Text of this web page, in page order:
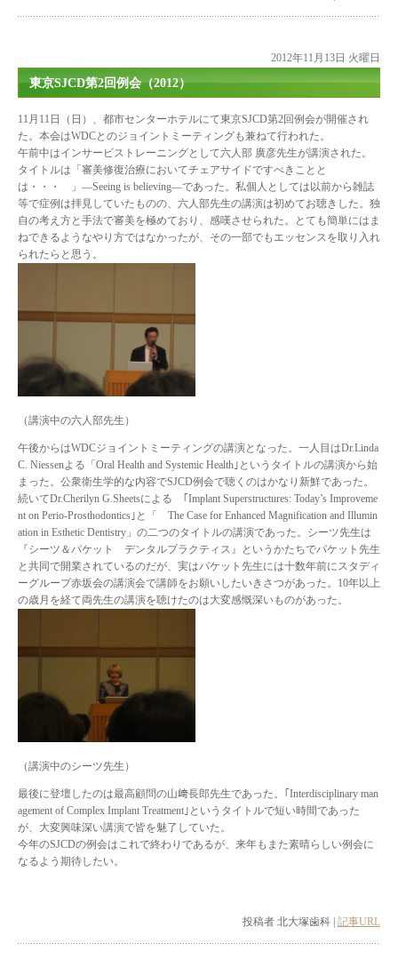
2012年11月13日 火曜日
東京SJCD第2回例会（2012）
11月11日（日）、都市センターホテルにて東京SJCD第2回例会が開催され
た。本会はWDCとのジョイントミーティングも兼ねて行われた。
午前中はインサービストレーニングとして六人部 廣彦先生が講演された。
タイトルは「審美修復治療においてチェアサイドですべきことと
は・・・ 」―Seeing is believing―であった。私個人としては以前から雑誌
等で症例は拝見していたものの、六人部先生の講演は初めてお聴きした。独
自の考え方と手法で審美を極めており、感嘆させられた。とても簡単にはま
ねできるようなやり方ではなかったが、その一部でもエッセンスを取り入れ
られたらと思う。
（講演中の六人部先生）
午後からはWDCジョイントミーティングの講演となった。一人目はDr.Linda
C. Niessenよる「Oral Health and Systemic Health｣というタイトルの講演から始
まった。公衆衛生学的な内容でSJCD例会で聴くのはかなり新鮮であった。
続いてDr.Cherilyn G.Sheetsによる ｢Implant Superstructures: Today’s Improveme
nt on Perio-Prosthodontics｣と「 The Case for Enhanced Magnification and Illumin
ation in Esthetic Dentistry」の二つのタイトルの講演であった。シーツ先生は
『シーツ＆パケット デンタルプラクティス』というかたちでパケット先生
と共同で開業されているのだが、実はパケット先生には十数年前にスタディ
ーグループ赤坂会の講演会で講師をお願いしたいきさつがあった。10年以上
の歳月を経て両先生の講演を聴けたのは大変感慨深いものがあった。
（講演中のシーツ先生）
最後に登壇したのは最高顧問の山﨑長郎先生であった。｢Interdisciplinary man
agement of Complex Implant Treatment｣というタイトルで短い時間であった
が、大変興味深い講演で皆を魅了していた。
今年のSJCDの例会はこれで終わりであるが、来年もまた素晴らしい例会に
なるよう期待したい。
投稿者 北大塚歯科 | 記事URL